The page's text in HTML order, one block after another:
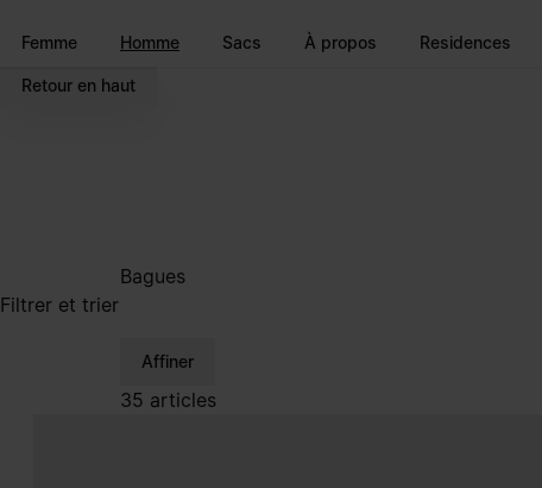
Femme Homme Sacs À propos Residences
Retour en haut
Bagues
Filtrer et trier
Affiner
35 articles